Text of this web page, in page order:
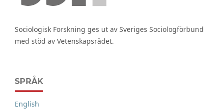
Sociologisk Forskning ges ut av Sveriges Sociologförbund
med stöd av Vetenskapsrådet.
SPRÅK
English